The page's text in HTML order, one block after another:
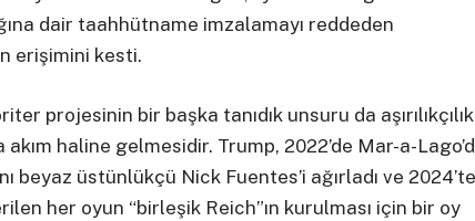
dair taahhütname imzalamayı reddeden
erişimini kesti.
projesinin bir başka tanıdık unsuru da
akım haline gelmesidir. Trump, 2022’de Mar-a-
beyaz üstünlükçü Nick Fuentes’i ağırladı ve 2024’te
her oyun “birleşik Reich”ın kurulması için bir oy